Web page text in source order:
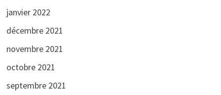
janvier 2022
décembre 2021
novembre 2021
octobre 2021
septembre 2021